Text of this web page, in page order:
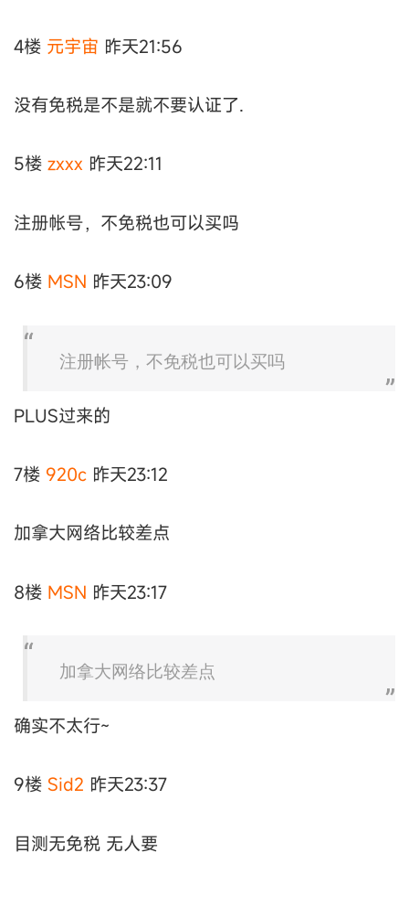
4楼 元宇宙 昨天21:56
没有免税是不是就不要认证了.
5楼 zxxx 昨天22:11
注册帐号，不免税也可以买吗
6楼 MSN 昨天23:09
注册帐号，不免税也可以买吗
PLUS过来的
7楼 920c 昨天23:12
加拿大网络比较差点
8楼 MSN 昨天23:17
加拿大网络比较差点
确实不太行~
9楼 Sid2 昨天23:37
目测无免税 无人要